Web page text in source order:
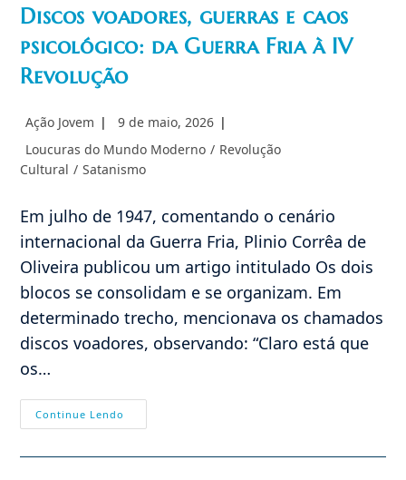
Discos voadores, guerras e caos
psicológico: da Guerra Fria à IV
Revolução
Autor
post:
Ação Jovem
Post
9 de maio, 2026
Categoria
do
Loucuras do Mundo Moderno / Revolução
Cultural / Satanismo
Em julho de 1947, comentando o cenário
internacional da Guerra Fria, Plinio Corrêa de
Oliveira publicou um artigo intitulado Os dois
blocos se consolidam e se organizam. Em
determinado trecho, mencionava os chamados
discos voadores, observando: “Claro está que
os…
Continue Lendo
Voadores,